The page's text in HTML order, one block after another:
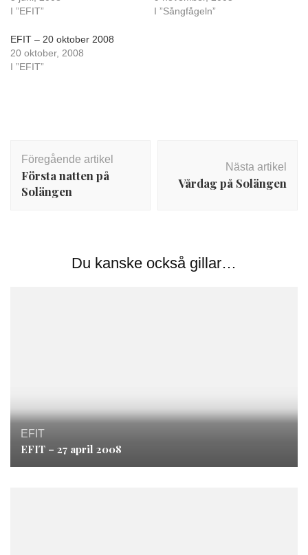
I ”EFIT”
I ”Sångfågeln”
EFIT – 20 oktober 2008
20 oktober, 2008
I ”EFIT”
Föregående artikel
Första natten på
Solängen
Nästa artikel
Vårdag på Solängen
Du kanske också gillar…
EFIT
EFIT – 27 april 2008